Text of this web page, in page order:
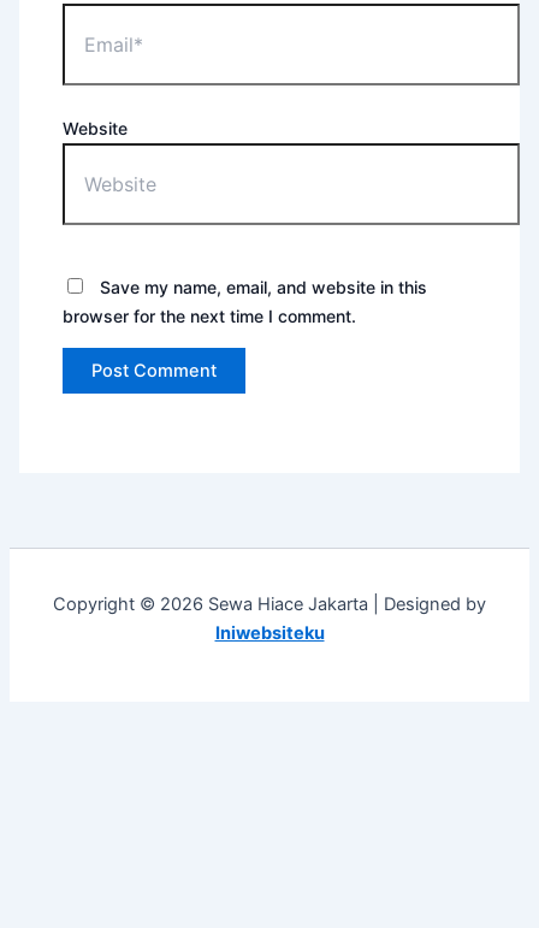
Website
Save my name, email, and website in this
browser for the next time I comment.
Copyright © 2026 Sewa Hiace Jakarta | Designed by
Iniwebsiteku